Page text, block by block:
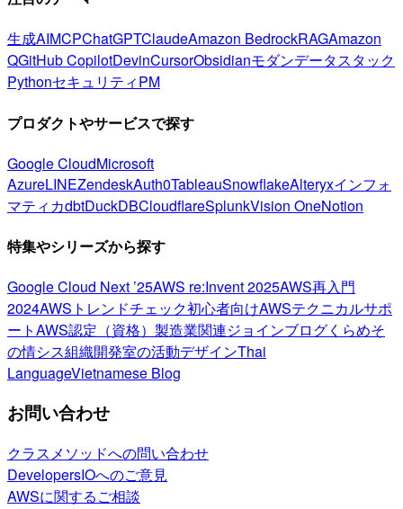
生成AIMCPChatGPTClaudeAmazon BedrockRAGAmazon
QGitHub CopilotDevinCursorObsidianモダンデータスタック
PythonセキュリティPM
プロダクトやサービスで探す
Google CloudMicrosoft
AzureLINEZendeskAuth0TableauSnowflakeAlteryxインフォ
マティカdbtDuckDBCloudflareSplunkVision OneNotion
特集やシリーズから探す
Google Cloud Next ’25AWS re:Invent 2025AWS再入門
2024AWSトレンドチェック初心者向けAWSテクニカルサポ
ートAWS認定（資格） 製造業関連ジョインブログくらめそ
の情シス組織開発室の活動デザインThai
LanguageVietnamese Blog
お問い合わせ
クラスメソッドへの問い合わせ
DevelopersIOへのご意見
AWSに関するご相談